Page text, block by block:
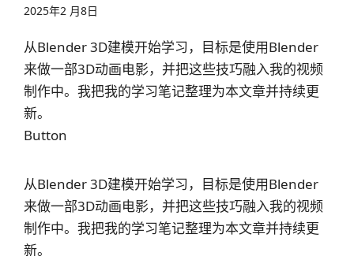
2025年2 月8日
从Blender 3D建模开始学习，目标是使用Blender
来做一部3D动画电影，并把这些技巧融入我的视频
制作中。我把我的学习笔记整理为本文章并持续更
新。
Button
从Blender 3D建模开始学习，目标是使用Blender
来做一部3D动画电影，并把这些技巧融入我的视频
制作中。我把我的学习笔记整理为本文章并持续更
新。